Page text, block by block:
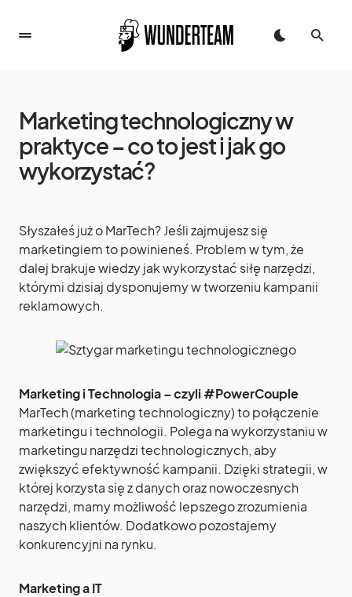
Marketing technologiczny w
praktyce – co to jest i jak go
wykorzystać?
Słyszałeś już o MarTech? Jeśli zajmujesz się
marketingiem to powinieneś. Problem w tym, że
dalej brakuje wiedzy jak wykorzystać siłę narzędzi,
którymi dzisiaj dysponujemy w tworzeniu kampanii
reklamowych.
Marketing i Technologia – czyli #PowerCouple
MarTech (marketing technologiczny) to połączenie
marketingu i technologii. Polega na wykorzystaniu w
marketingu narzędzi technologicznych, aby
zwiększyć efektywność kampanii. Dzięki strategii, w
której korzysta się z danych oraz nowoczesnych
narzędzi, mamy możliwość lepszego zrozumienia
naszych klientów. Dodatkowo pozostajemy
konkurencyjni na rynku.
Marketing a IT